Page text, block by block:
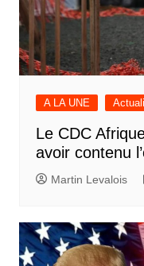
A LA UNE
Le CDC
avoir contenu
Martin Levalois